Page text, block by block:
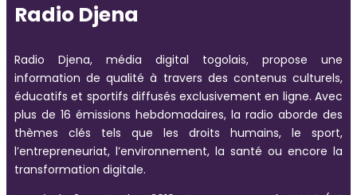
Radio Djena
Radio Djena, média digital togolais, propose une
information de qualité à travers des contenus culturels,
éducatifs et sportifs diffusés exclusivement en ligne. Avec
plus de 16 émissions hebdomadaires, la radio aborde des
thèmes clés tels que les droits humains, le sport,
l’entrepreneuriat, l’environnement, la santé ou encore la
transformation digitale.